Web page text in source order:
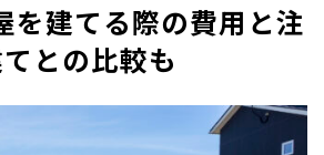
を建てる際の費用と注
との比較も